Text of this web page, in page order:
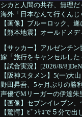
シカと人間の共存、無理
海外「日本なんて行くん
【画像】ブルーロック、
【熊本地震】オールドメ
【サッカー】アルゼンチ
嫁「旅行をキャンセルし
【試合実況】[2026/8/
【阪神スタメン】5(一)
野田昇吾、5ヶ月ぶりの勝
声優でMリーガーの伊達朱
【画像】セブンイレブン
【驚愕】ﾋﾟﾝｻﾛで５分で